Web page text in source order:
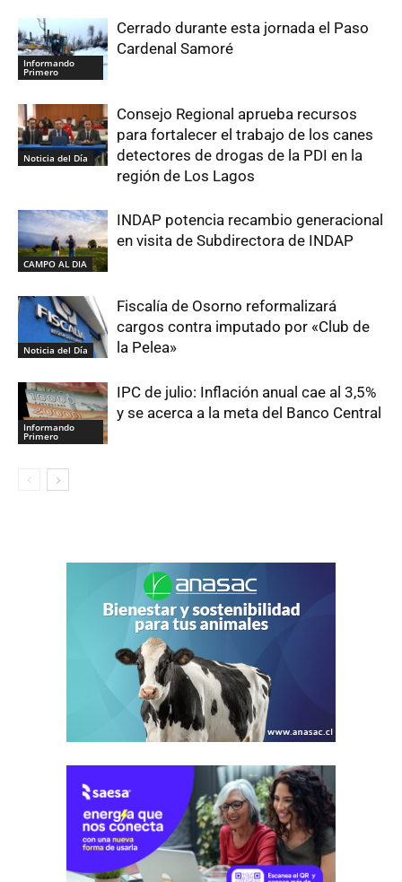
Informando
Primero
Cerrado durante esta jornada el Paso
Cardenal Samoré
Noticia del Día
Consejo Regional aprueba recursos
para fortalecer el trabajo de los canes
detectores de drogas de la PDI en la
región de Los Lagos
CAMPO AL DIA
INDAP potencia recambio generacional
en visita de Subdirectora de INDAP
Noticia del Día
Fiscalía de Osorno reformalizará
cargos contra imputado por «Club de
la Pelea»
Informando
Primero
IPC de julio: Inflación anual cae al 3,5%
y se acerca a la meta del Banco Central